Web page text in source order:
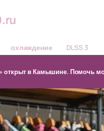
охлаждение DLSS 3
открыт в Камышине. Помочь